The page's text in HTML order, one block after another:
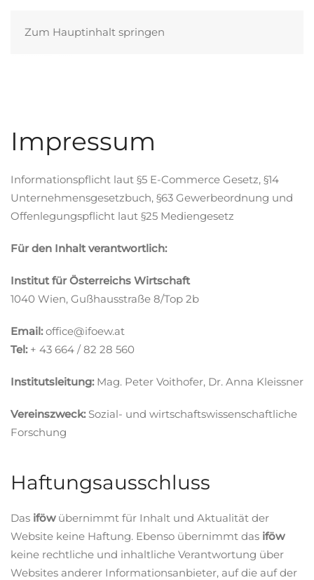
Zum Hauptinhalt springen
Impressum
Informationspflicht laut §5 E-Commerce Gesetz, §14
Unternehmensgesetzbuch, §63 Gewerbeordnung und
Offenlegungspflicht laut §25 Mediengesetz
Für den Inhalt verantwortlich:
Institut für Österreichs Wirtschaft
1040 Wien, Gußhausstraße 8/Top 2b
Email:office@ifoew.at
Tel:+ 43 664 / 82 28 560
Institutsleitung:Mag. Peter Voithofer, Dr. Anna Kleissner
Vereinszweck: Sozial- und wirtschaftswissenschaftliche
Forschung
Haftungsausschluss
Das iföwübernimmt für Inhalt und Aktualität der
Website keine Haftung. Ebenso übernimmt das iföw
keine rechtliche und inhaltliche Verantwortung über
Websites anderer Informationsanbieter, auf die auf der